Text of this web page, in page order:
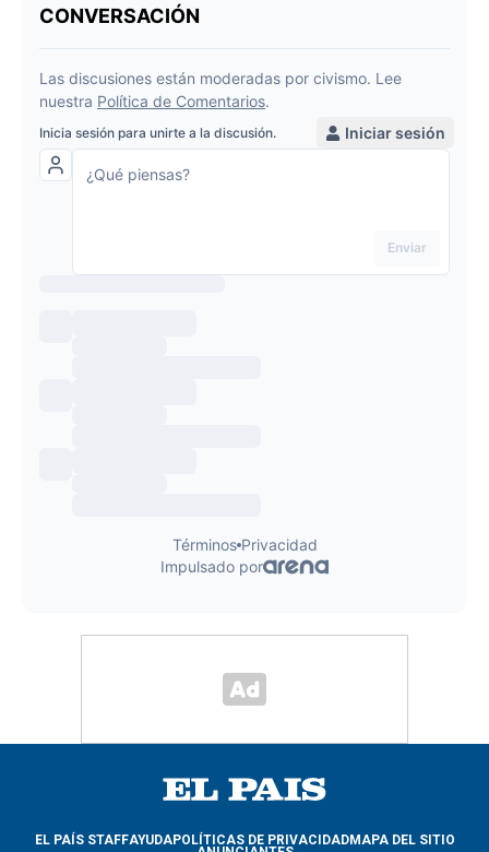
EL PAÍS STAFFAYUDAPOLÍTICAS DE PRIVACIDADMAPA DEL SITIO